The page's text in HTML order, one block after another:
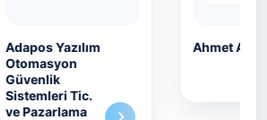
Ahmet AKAY